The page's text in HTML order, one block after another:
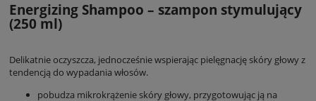
Energizing Shampoo – szampon stymulujący
(250 ml)
Delikatnie oczyszcza, jednocześnie wspierając pielęgnację skóry głowy z
tendencją do wypadania włosów.
pobudza mikrokrążenie skóry głowy, przygotowując ją na